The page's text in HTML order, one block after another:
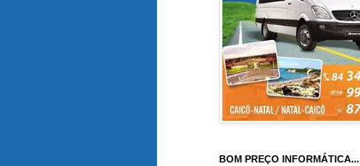
BOM PREÇO INFORMÁTICA...